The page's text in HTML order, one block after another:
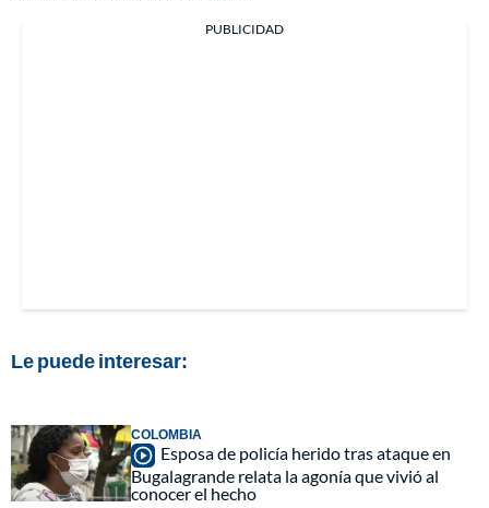
PUBLICIDAD
Le puede interesar:
COLOMBIA
Esposa de policía herido tras ataque en
Bugalagrande relata la agonía que vivió al
conocer el hecho